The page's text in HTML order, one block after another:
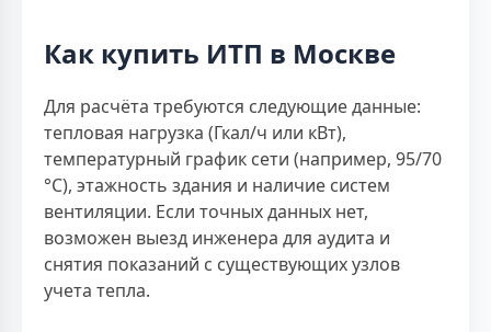
Как купить ИТП в Москве
Для расчёта требуются следующие данные:
тепловая нагрузка (Гкал/ч или кВт),
температурный график сети (например, 95/70
°С), этажность здания и наличие систем
вентиляции. Если точных данных нет,
возможен выезд инженера для аудита и
снятия показаний с существующих узлов
учета тепла.